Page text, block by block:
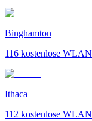
Binghamton
116 kostenlose WLAN
Ithaca
112 kostenlose WLAN